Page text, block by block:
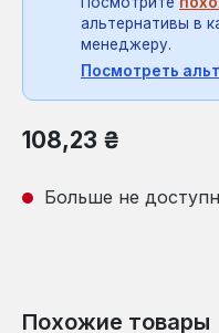
альтернативы в
менеджеру.
Посмотреть
Обычная цена:
108,23 ₴
Больше не
Похожие товары